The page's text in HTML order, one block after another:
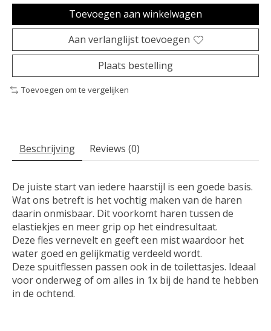
Toevoegen aan winkelwagen
Aan verlanglijst toevoegen
Plaats bestelling
Toevoegen om te vergelijken
Beschrijving Reviews (0)
De juiste start van iedere haarstijl is een goede basis.
Wat ons betreft is het vochtig maken van de haren
daarin onmisbaar. Dit voorkomt haren tussen de
elastiekjes en meer grip op het eindresultaat.
Deze fles vernevelt en geeft een mist waardoor het
water goed en gelijkmatig verdeeld wordt.
Deze spuitflessen passen ook in de toilettasjes. Ideaal
voor onderweg of om alles in 1x bij de hand te hebben
in de ochtend.